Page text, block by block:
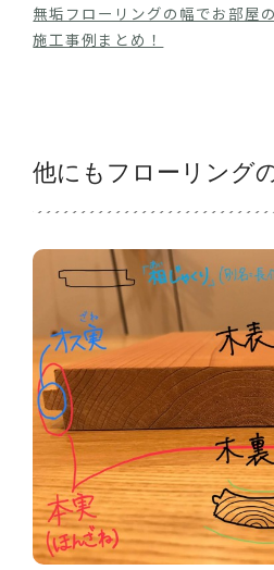
無垢フローリングの幅でお部屋
施工事例まとめ！
他にもフローリング